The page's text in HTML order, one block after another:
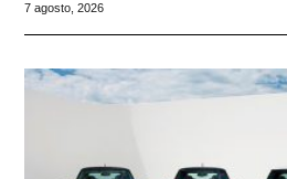
7 agosto, 2026